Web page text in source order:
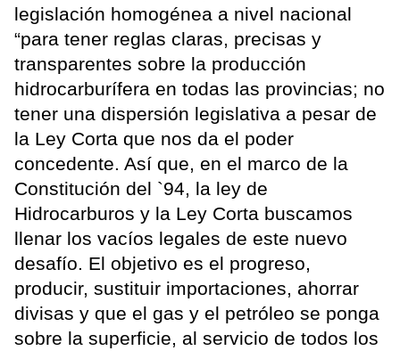
legislación homogénea a nivel nacional
“para tener reglas claras, precisas y
transparentes sobre la producción
hidrocarburífera en todas las provincias; no
tener una dispersión legislativa a pesar de
la Ley Corta que nos da el poder
concedente. Así que, en el marco de la
Constitución del `94, la ley de
Hidrocarburos y la Ley Corta buscamos
llenar los vacíos legales de este nuevo
desafío. El objetivo es el progreso,
producir, sustituir importaciones, ahorrar
divisas y que el gas y el petróleo se ponga
sobre la superficie, al servicio de todos los